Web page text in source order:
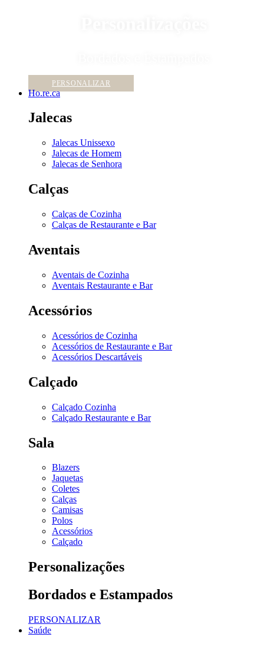
PERSONALIZAR
Ho.re.ca
Jalecas
Jalecas Unissexo
Jalecas de Homem
Jalecas de Senhora
Calças
Calças de Cozinha
Calças de Restaurante e Bar
Aventais
Aventais de Cozinha
Aventais Restaurante e Bar
Acessórios
Acessórios de Cozinha
Acessórios de Restaurante e Bar
Acessórios Descartáveis
Calçado
Calçado Cozinha
Calçado Restaurante e Bar
Sala
Blazers
Jaquetas
Coletes
Calças
Camisas
Polos
Acessórios
Calçado
Personalizações
Bordados e Estampados
PERSONALIZAR
Saúde